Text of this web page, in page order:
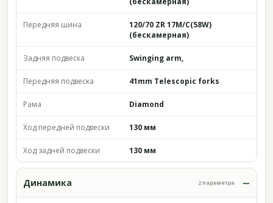
Передняя шина
120/70 ZR 17M/C(58W)
(бескамерная)
Задняя подвеска Swinging arm,
Передняя подвеска 41mm Telescopic forks
Рама Diamond
Ход передней подвески 130 мм
Ход задней подвески 130 мм
Динамика 2 параметра